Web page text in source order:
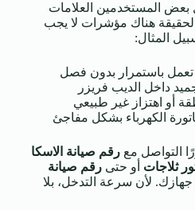
بعض المستخدمين العلامات
الحقيقة هناك مؤشرات لا يجب
المثال:
تعمل باستمرار بدون فصل
داخل الديب فريزر
أو اهتزاز غير طبيعي
الكهرباء بشكل مفاجئ
التواصل مع رقم صيانة الاسكا
ثلاجات أو حتى رقم صيانة
لأن سرعة التدخل، بلا